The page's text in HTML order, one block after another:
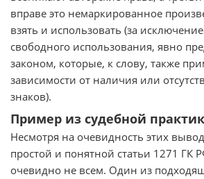
вправе это немаркированное
взять и использовать (за
свободного использования, явно
законом, которые, к слову, также
зависимости от наличия или
знаков).
Пример из судебной
Несмотря на очевидность этих
простой и понятной статьи 1271 ГК
очевидно не всем. Один из